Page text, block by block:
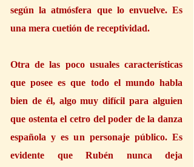
según la atmósfera que lo envuelve. Es
una mera cuetión de receptividad.
Otra de las poco usuales características
que posee es que todo el mundo habla
bien de él, algo muy difícil para alguien
que ostenta el cetro del poder de la danza
española y es un personaje público. Es
evidente que Rubén nunca deja